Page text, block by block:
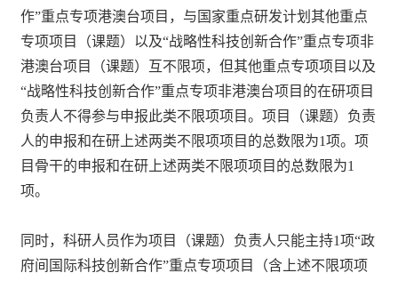
作”重点专项港澳台项目，与国家重点研发计划其他重点
专项项目（课题）以及“战略性科技创新合作”重点专项非
港澳台项目（课题）互不限项，但其他重点专项项目以及
“战略性科技创新合作”重点专项非港澳台项目的在研项目
负责人不得参与申报此类不限项项目。项目（课题）负责
人的申报和在研上述两类不限项项目的总数限为1项。项
目骨干的申报和在研上述两类不限项项目的总数限为1
项。
同时，科研人员作为项目（课题）负责人只能主持1项“政
府间国际科技创新合作”重点专项项目（含上述不限项项